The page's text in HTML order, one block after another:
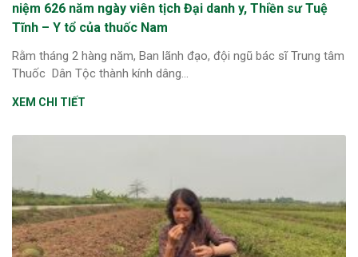
niệm 626 năm ngày viên tịch Đại danh y, Thiền sư Tuệ
Tĩnh – Y tổ của thuốc Nam
Rằm tháng 2 hàng năm, Ban lãnh đạo, đội ngũ bác sĩ Trung tâm
Thuốc Dân Tộc thành kính dâng...
XEM CHI TIẾT